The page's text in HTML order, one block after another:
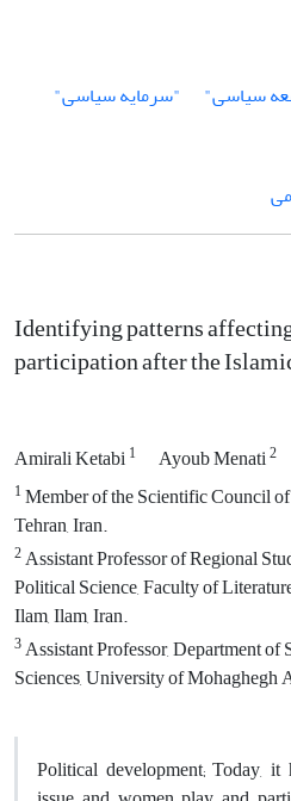
سیاسی"
"سرمایه سیاسی"
Identifying patterns
participation after the
Amirali Ketabi1 Ayoub Menati2
1Member of the Scientific Council
Tehran, Iran.
2Assistant Professor of Regional
Political Science, Faculty of
Ilam, Ilam, Iran.
3Assistant Professor, Department
Sciences, University of Mohaghegh
Political development; Today,